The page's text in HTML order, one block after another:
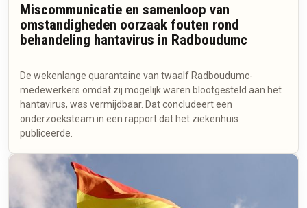
Miscommunicatie en samenloop van
omstandigheden oorzaak fouten rond
behandeling hantavirus in Radboudumc
De wekenlange quarantaine van twaalf Radboudumc-
medewerkers omdat zij mogelijk waren blootgesteld aan het
hantavirus, was vermijdbaar. Dat concludeert een
onderzoeksteam in een rapport dat het ziekenhuis
publiceerde.